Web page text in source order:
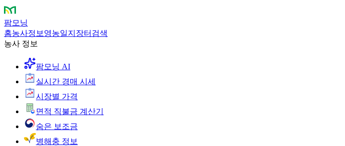
팜모닝
홈농사정보 영농일지 장터 검색
농사 정보
팜모닝 AI
실시간 경매 시세
시장별 가격
면적 직불금 계산기
숨은 보조금
병해충 정보